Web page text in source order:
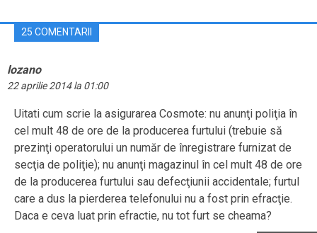
25 COMENTARII
lozano
22 aprilie 2014 la 01:00
Uitati cum scrie la asigurarea Cosmote: nu anunţi poliţia în
cel mult 48 de ore de la producerea furtului (trebuie să
prezinţi operatorului un număr de înregistrare furnizat de
secţia de poliţie); nu anunţi magazinul în cel mult 48 de ore
de la producerea furtului sau defecţiunii accidentale; furtul
care a dus la pierderea telefonului nu a fost prin efracţie.
Daca e ceva luat prin efractie, nu tot furt se cheama?